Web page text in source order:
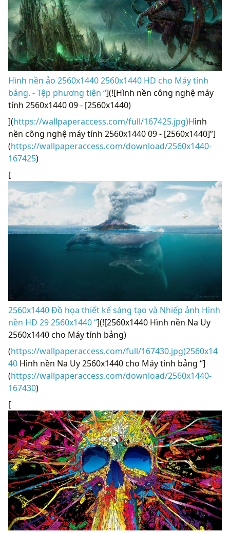
Hình nền ảo 2560x1440 2560x1440 HD cho Máy tính
bảng. - Tệp phương tiện “](![Hình nền công nghệ máy
tính 2560x1440 09 - [2560x1440)
](https://wallpaperaccess.com/full/167425.jpg)Hình
nền công nghệ máy tính 2560x1440 09 - [2560x1440]”]
(https://wallpaperaccess.com/download/2560x1440-
167425)
[
2560x1440 Đồ họa thiết kế sáng tạo và Nhiếp ảnh Hình
nền HD 29 2560x1440 “](![2560x1440 Hình nền Na Uy
2560x1440 cho Máy tính bảng)
(https://wallpaperaccess.com/full/167430.jpg)2560x14
40 Hình nền Na Uy 2560x1440 cho Máy tính bảng “]
(https://wallpaperaccess.com/download/2560x1440-
167430)
[